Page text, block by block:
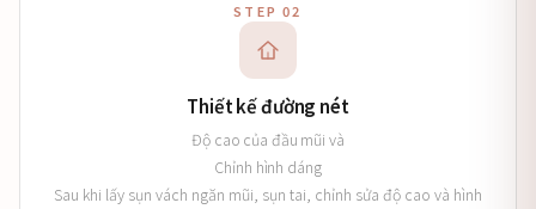
STEP 02
Thiết kế đường nét
Độ cao của đầu mũi và
Chỉnh hình dáng
Sau khi lấy sụn vách ngăn mũi, sụn tai, chỉnh sửa độ cao và hình